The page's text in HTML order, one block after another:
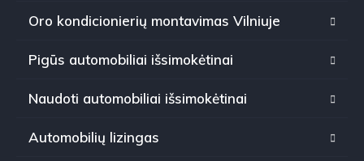
Oro kondicionierių montavimas Vilniuje
Pigūs automobiliai išsimokėtinai
Naudoti automobiliai išsimokėtinai
Automobilių lizingas